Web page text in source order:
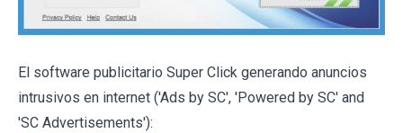
El software publicitario Super Click generando anuncios
intrusivos en internet ('Ads by SC', 'Powered by SC' and
'SC Advertisements'):